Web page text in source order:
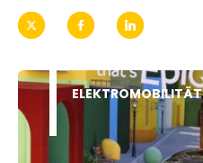
ELEKTROMOBILITÄT